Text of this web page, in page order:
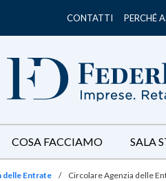
CONTATTI PERCHÉ
COSA FACCIAMO SALA
delle Entrate /
Circolare Agenzia delle